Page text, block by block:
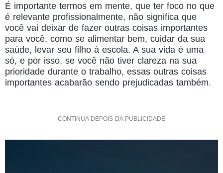
É importante termos em mente, que ter foco no que
é relevante profissionalmente, não significa que
você vai deixar de fazer outras coisas importantes
para você, como se alimentar bem, cuidar da sua
saúde, levar seu filho à escola. A sua vida é uma
só, e por isso, se você não tiver clareza na sua
prioridade durante o trabalho, essas outras coisas
importantes acabarão sendo prejudicadas também.
CONTINUA DEPOIS DA PUBLICIDADE